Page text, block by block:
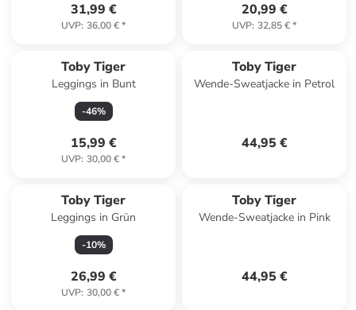
31,99 €
UVP: 36,00 €*
20,99 €
UVP: 32,85 €*
Toby Tiger
Leggings in Bunt
-46%
15,99 €
UVP: 30,00 €*
Toby Tiger
Wende-Sweatjacke in Petrol
44,95 €
Toby Tiger
Leggings in Grün
-10%
26,99 €
UVP: 30,00 €*
Toby Tiger
Wende-Sweatjacke in Pink
44,95 €